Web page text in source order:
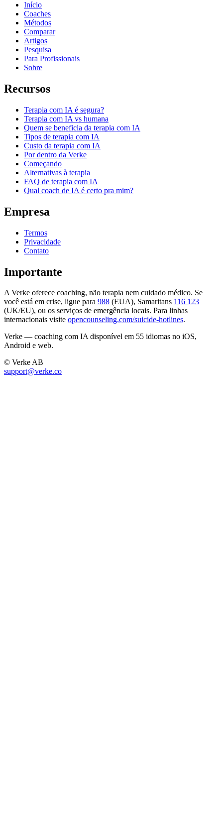
Início
Coaches
Métodos
Comparar
Artigos
Pesquisa
Para Profissionais
Sobre
Recursos
Terapia com IA é segura?
Terapia com IA vs humana
Quem se beneficia da terapia com IA
Tipos de terapia com IA
Custo da terapia com IA
Por dentro da Verke
Começando
Alternativas à terapia
FAQ de terapia com IA
Qual coach de IA é certo pra mim?
Empresa
Termos
Privacidade
Contato
Importante
A Verke oferece coaching, não terapia nem cuidado médico. Se
você está em crise, ligue para 988 (EUA), Samaritans 116 123
(UK/EU), ou os serviços de emergência locais. Para linhas
internacionais visite opencounseling.com/suicide-hotlines.
Verke — coaching com IA disponível em 55 idiomas no iOS,
Android e web.
© Verke AB
support@verke.co